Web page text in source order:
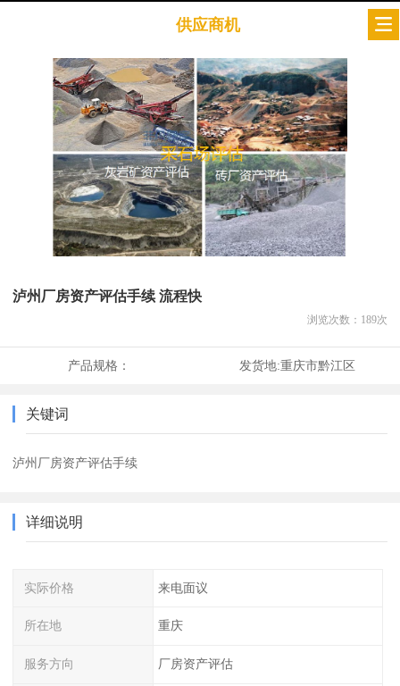
供应商机
泸州厂房资产评估手续 流程快
浏览次数： 189次
产品规格： 发货地:重庆市黔江区
关键词
泸州厂房资产评估手续
详细说明
实际价格 来电面议
所在地 重庆
服务方向 厂房资产评估